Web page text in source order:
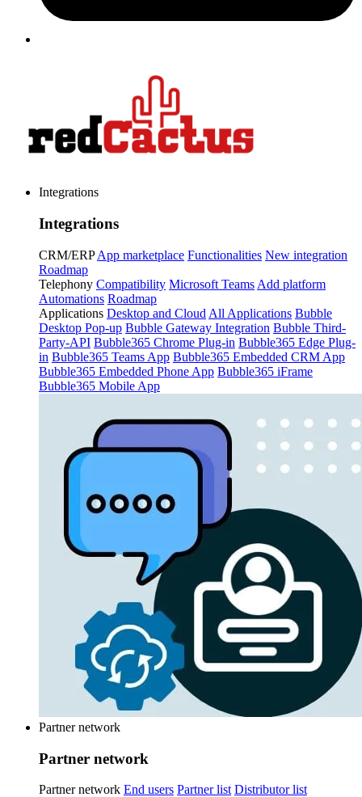
Integrations
Integrations
CRM/ERP App marketplace Functionalities New integration
Roadmap
Telephony Compatibility Microsoft Teams Add platform
Automations Roadmap
Applications Desktop and Cloud All Applications Bubble
Desktop Pop-up Bubble Gateway Integration Bubble Third-
Party-API Bubble365 Chrome Plug-in Bubble365 Edge Plug-
in Bubble365 Teams App Bubble365 Embedded CRM App
Bubble365 Embedded Phone App Bubble365 iFrame
Bubble365 Mobile App
Partner network
Partner network
Partner network End users Partner list Distributor list